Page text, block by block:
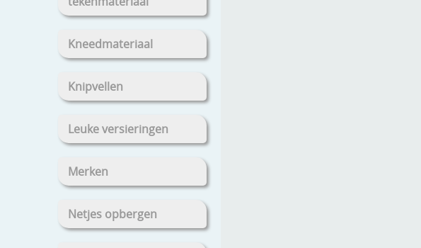
Kneedmateriaal
Knipvellen
Leuke versieringen
Merken
Netjes opbergen